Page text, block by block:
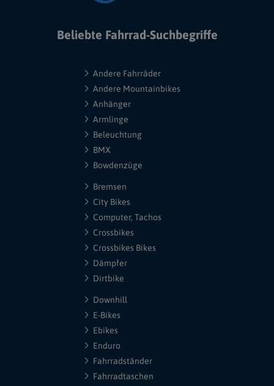
Beliebte Fahrrad-Suchbegriffe
Andere Fahrräder
Andere Mountainbikes
Anhänger
Armlinge
Beleuchtung
BMX
Bowdenzüge
Bremsen
City Bikes
Computer, Tachos
Crossbikes
Crossbikes Bikes
Dämpfer
Dirtbike
Downhill
E-Bikes
Ebikes
Enduro
Fahrradständer
Fahrradtaschen